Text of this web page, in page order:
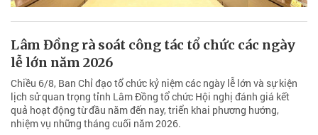
Lâm Đồng rà soát công tác tổ chức các ngày
lễ lớn năm 2026
Chiều 6/8, Ban Chỉ đạo tổ chức kỷ niệm các ngày lễ lớn và sự kiện
lịch sử quan trọng tỉnh Lâm Đồng tổ chức Hội nghị đánh giá kết
quả hoạt động từ đầu năm đến nay, triển khai phương hướng,
nhiệm vụ những tháng cuối năm 2026.